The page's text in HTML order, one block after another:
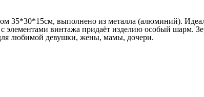
35*30*15см, выполнено из металла (алюминий).
элементами винтажа придаёт изделию особый шарм.
любимой девушки, жены, мамы, дочери.